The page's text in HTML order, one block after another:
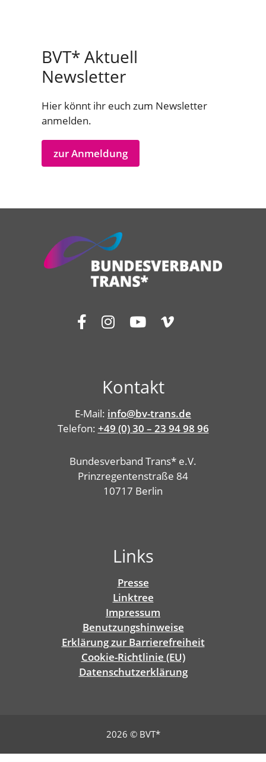
BVT* Aktuell
Newsletter
Hier könnt ihr euch zum Newsletter
anmelden.
zur Anmeldung
Kontakt
E-Mail: info@bv-trans.de
Telefon: +49 (0) 30 – 23 94 98 96
Bundesverband Trans* e.V.
Prinzregentenstraße 84
10717 Berlin
Links
Presse
Linktree
Impressum
Benutzungshinweise
Erklärung zur Barrierefreiheit
Cookie-Richtlinie (EU)
Datenschutz­erklärung
2026 © BVT*